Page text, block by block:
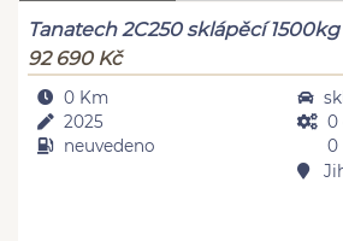
Tanatech 2C250 sklápěcí 1500kg
92 690 Kč
0 Km
2025
neuvedeno
0
0